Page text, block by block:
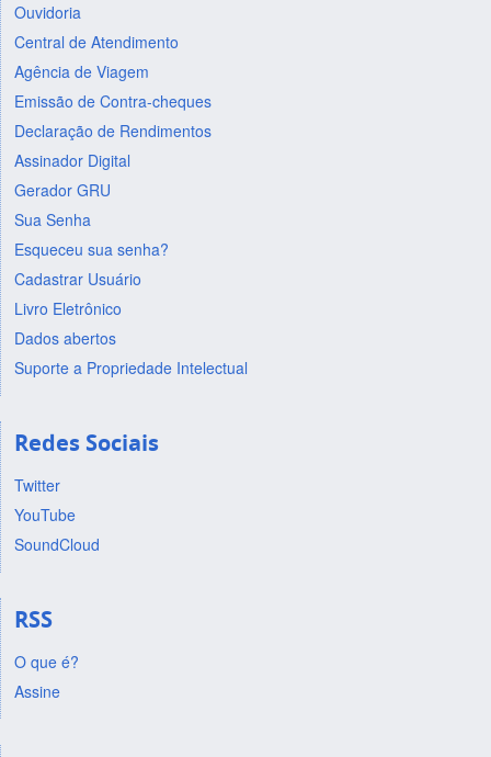
Ouvidoria
Central de Atendimento
Agência de Viagem
Emissão de Contra-cheques
Declaração de Rendimentos
Assinador Digital
Gerador GRU
Sua Senha
Esqueceu sua senha?
Cadastrar Usuário
Livro Eletrônico
Dados abertos
Suporte a Propriedade Intelectual
Redes Sociais
Twitter
YouTube
SoundCloud
RSS
O que é?
Assine